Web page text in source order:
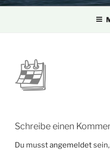
Schreibe einen
Du musstangemeldet